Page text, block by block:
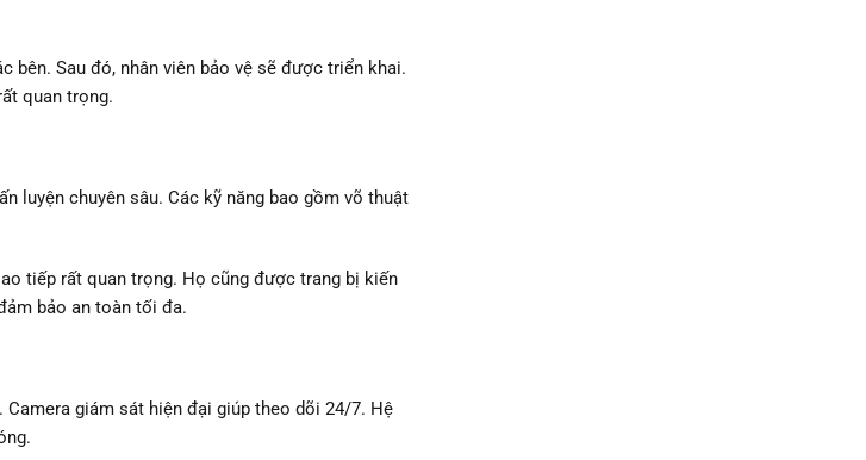
bên. Sau đó, nhân viên bảo vệ sẽ được triển khai.
quan trọng.
luyện chuyên sâu. Các kỹ năng bao gồm võ thuật
tiếp rất quan trọng. Họ cũng được trang bị kiến
bảo an toàn tối đa.
giám sát hiện đại giúp theo dõi 24/7. Hệ